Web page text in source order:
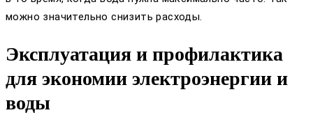
можно значительно снизить расходы.
Эксплуатация и профилактика
для экономии электроэнергии и
воды